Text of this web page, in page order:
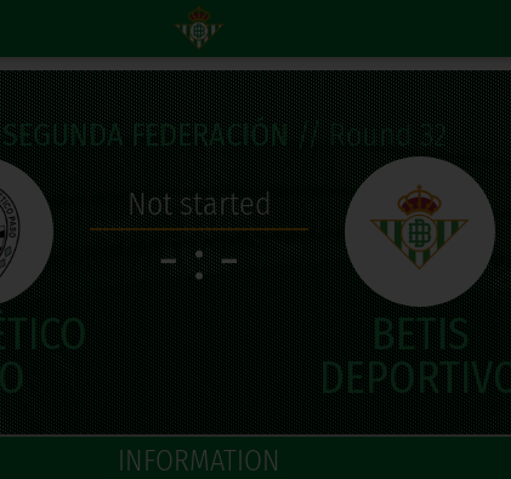
SEGUNDA FEDERACIÓN// Round 32
Not started
- : -
INFORMATION